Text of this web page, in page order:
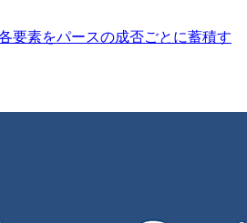
要素をパースの成否ごとに蓄積す